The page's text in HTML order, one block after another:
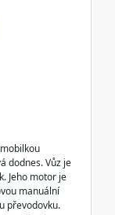
dodnes. Vůz je
Jeho motor je
manuální
převodovku.